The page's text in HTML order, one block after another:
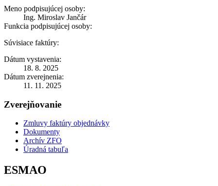
Meno podpisujúcej osoby:
Ing. Miroslav Jančár
Funkcia podpisujúcej osoby:
Súvisiace faktúry:
Dátum vystavenia:
18. 8. 2025
Dátum zverejnenia:
11. 11. 2025
Zverejňovanie
Zmluvy faktúry objednávky
Dokumenty
Archív ZFO
Úradná tabuľa
ESMAO